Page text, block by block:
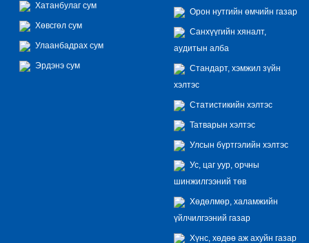
Хатанбулаг сум
Хөвсгөл сум
Улаанбадрах сум
Эрдэнэ сум
Орон нутгийн өмчийн газар
Санхүүгийн хяналт,
аудитын алба
Стандарт, хэмжил зүйн
хэлтэс
Статистикийн хэлтэс
Татварын хэлтэс
Улсын бүртгэлийн хэлтэс
Ус, цаг уур, орчны
шинжилгээний төв
Хөдөлмөр, халамжийн
үйлчилгээний газар
Хүнс, хөдөө аж ахуйн газар